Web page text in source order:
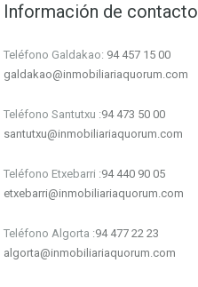
Información de contacto
Teléfono Galdakao: 94 457 15 00
galdakao@inmobiliariaquorum.com
Teléfono Santutxu :94 473 50 00
santutxu@inmobiliariaquorum.com
Teléfono Etxebarri :94 440 90 05
etxebarri@inmobiliariaquorum.com
Teléfono Algorta :94 477 22 23
algorta@inmobiliariaquorum.com